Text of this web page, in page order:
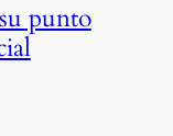
punto